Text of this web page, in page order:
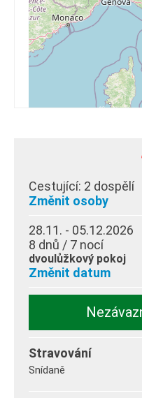
Cestující: 2 dospělí
Změnit osoby
28.11. - 05.12.2026
8 dnů / 7 nocí
dvoulůžkový pokoj
Změnit datum
Stravování
Snídaně